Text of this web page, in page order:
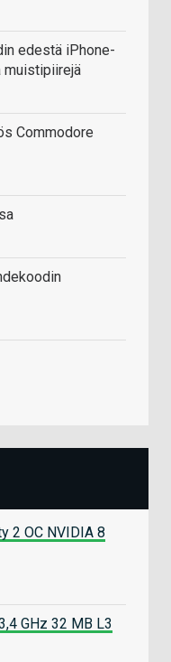
edestä iPhone-
muistipiirejä
Commodore
2 OC NVIDIA 8
GHz 32 MB L3